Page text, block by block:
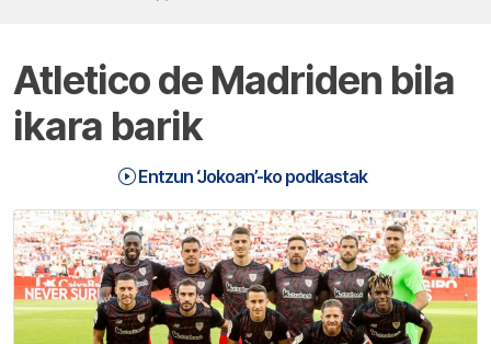
Atletico de Madriden bila
ikara barik
Entzun ‘Jokoan’-ko podkastak